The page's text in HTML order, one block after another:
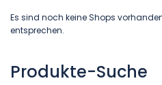
Es sind noch keine Shops
entsprechen.
Produkte-Suche